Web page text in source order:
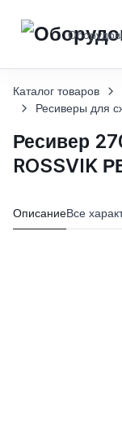
Каталог товаров
Ресиверы для
Ресивер
ROSSVIK
ОписаниеВсе